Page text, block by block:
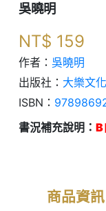
吳曉明
NT$ 159
作者： 吳曉明
出版社： 大樂文化
ISBN：
書況補充說明： B
商品資訊